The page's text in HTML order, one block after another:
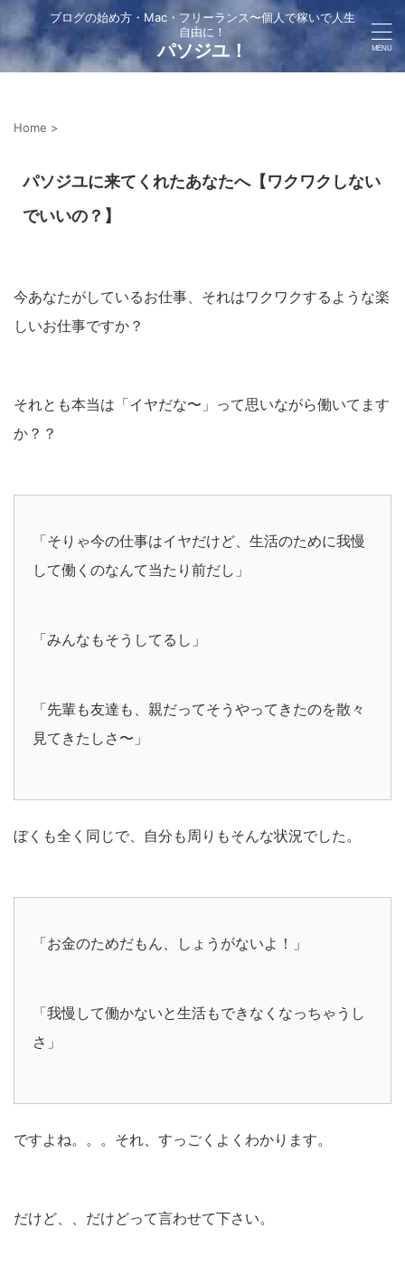
ブログの始め方・Mac・フリーランス〜個人で稼いで人生
自由に！
パソジユ！
Home >
パソジユに来てくれたあなたへ【ワクワクしない
でいいの？】
今あなたがしているお仕事、それはワクワクするような楽
しいお仕事ですか？
それとも本当は「イヤだな〜」って思いながら働いてます
か？？
「そりゃ今の仕事はイヤだけど、生活のために我慢
して働くのなんて当たり前だし」
「みんなもそうしてるし」
「先輩も友達も、親だってそうやってきたのを散々
見てきたしさ〜」
ぼくも全く同じで、自分も周りもそんな状況でした。
「お金のためだもん、しょうがないよ！」
「我慢して働かないと生活もできなくなっちゃうし
さ」
ですよね。。。それ、すっごくよくわかります。
だけど、、だけどって言わせて下さい。